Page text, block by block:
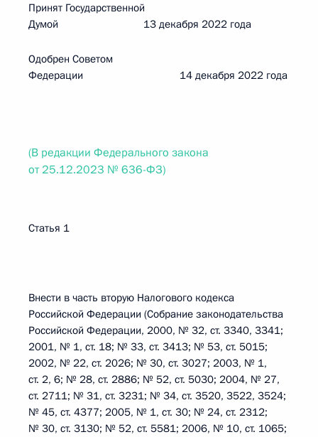
Принят Государственной
Думой 13 декабря 2022 года
Одобрен Советом
Федерации 14 декабря 2022 года
(В редакции Федерального закона
от 25.12.2023 № 636-ФЗ)
Статья 1
Внести в часть вторую Налогового кодекса
Российской Федерации (Собрание законодательства
Российской Федерации, 2000, № 32, ст. 3340, 3341;
2001, № 1, ст. 18; № 33, ст. 3413; № 53, ст. 5015;
2002, № 22, ст. 2026; № 30, ст. 3027; 2003, № 1,
ст. 2, 6; № 28, ст. 2886; № 52, ст. 5030; 2004, № 27,
ст. 2711; № 31, ст. 3231; № 34, ст. 3520, 3522, 3524;
№ 45, ст. 4377; 2005, № 1, ст. 30; № 24, ст. 2312;
№ 30, ст. 3130; № 52, ст. 5581; 2006, № 10, ст. 1065;